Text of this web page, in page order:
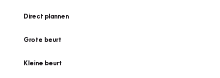
Direct plannen
Grote beurt
Kleine beurt